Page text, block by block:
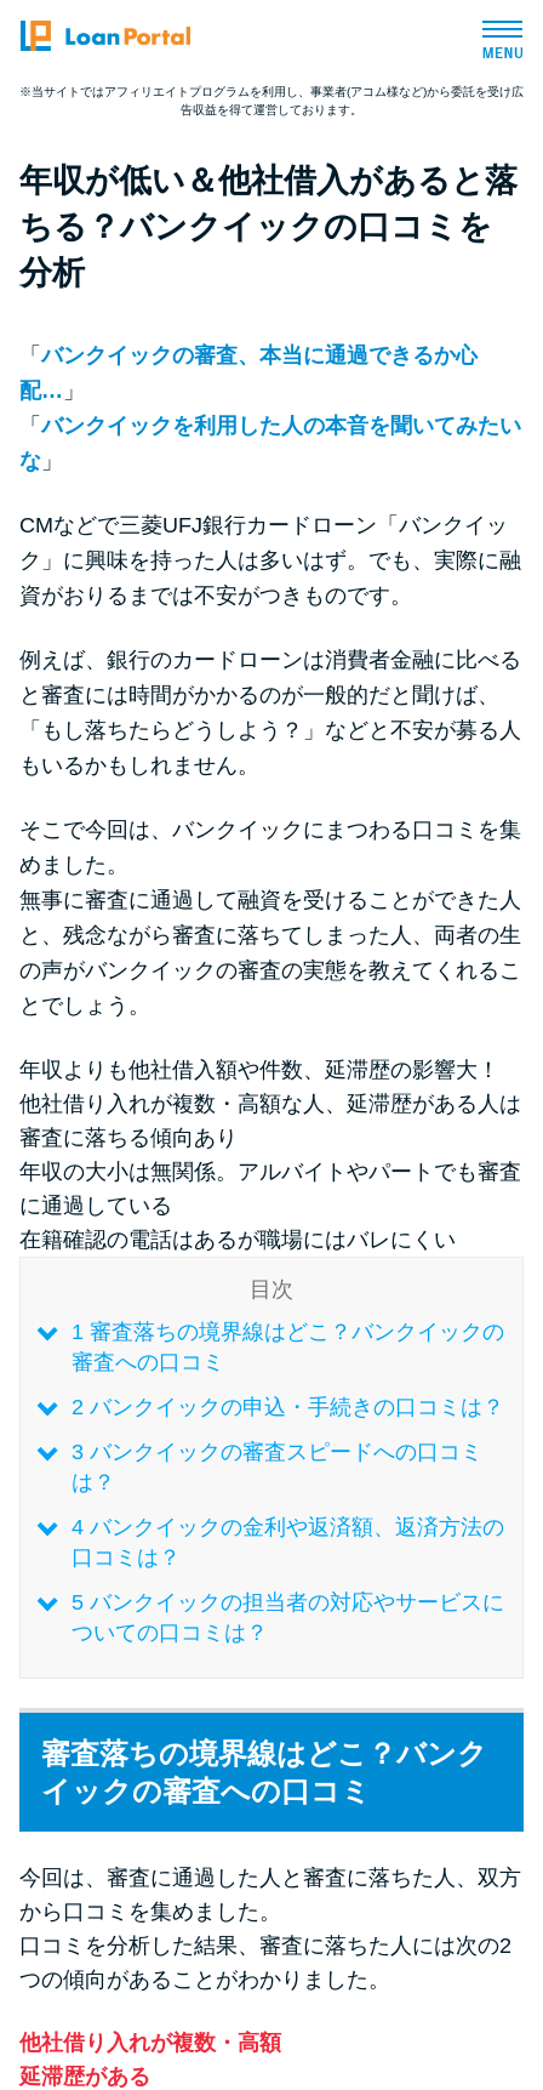
トップページ
おすすめコンテンツ
バレずに借りたい方向け
便利なコンテンツ
カードローンQ&A
特集ページ
リボ払いをそのまま払いきると
カードローンの見直しで40万円
得した話
ードローン
特集ページ一覧
種類や特徴で探す
銀行カードローンを選ぶべき4つ
の理由
無利息期間を利用して利息0円で
お金を借りる3つのポイント
その他コラム
今月の家賃払えない…2ヵ月目に
家賃払えないが強制退去は避け
たい…市役所に相談より賢い方
法2選
街金とは？絶対審査通る？借金
に悩む人へ街金をおすすめしな
い理由
質屋でお金を借りるには？年利
※当サイトではアフィリエイトプログラムを利用し、事業者(アコム様など)から委託を受け広
告収益を得て運営しております。
年収が低い＆他社借入があると落
ちる？バンクイックの口コミを
分析
「バンクイックの審査、本当に通過できるか心
配… 」
「バンクイックを利用した人の本音を聞いてみたい
な 」
CMなどで三菱UFJ銀行カードローン「バンクイッ
ク」に興味を持った人は多いはず。でも、実際に融
資がおりるまでは不安がつきものです。
例えば、銀行のカードローンは消費者金融に比べる
と審査には時間がかかるのが一般的だと聞けば、
「もし落ちたらどうしよう？」などと不安が募る人
もいるかもしれません。
そこで今回は、バンクイックにまつわる口コミを集
めました。
無事に審査に通過して融資を受けることができた人
と、残念ながら審査に落ちてしまった人、両者の生
の声がバンクイックの審査の実態を教えてくれるこ
とでしょう。
年収よりも他社借入額や件数、延滞歴の影響大！
他社借り入れが複数・高額な人、延滞歴がある人は
審査に落ちる傾向あり
年収の大小は無関係。アルバイトやパートでも審査
に通過している
在籍確認の電話はあるが職場にはバレにくい
目次
1審査落ちの境界線はどこ？バンクイックの
審査への口コミ
2バンクイックの申込・手続きの口コミは？
3バンクイックの審査スピードへの口コミ
は？
4バンクイックの金利や返済額、返済方法の
口コミは？
5バンクイックの担当者の対応やサービスに
ついての口コミは？
審査落ちの境界線はどこ？バンク
イックの審査への口コミ
今回は、審査に通過した人と審査に落ちた人、双方
から口コミを集めました。
口コミを分析した結果、審査に落ちた人には次の2
つの傾向があることがわかりました。
他社借り入れが複数・高額
延滞歴がある